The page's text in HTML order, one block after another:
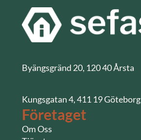
Byängsgränd 20, 120 40 Årsta
Kungsgatan 4, 411 19 Göteborg
Företaget
Om Oss